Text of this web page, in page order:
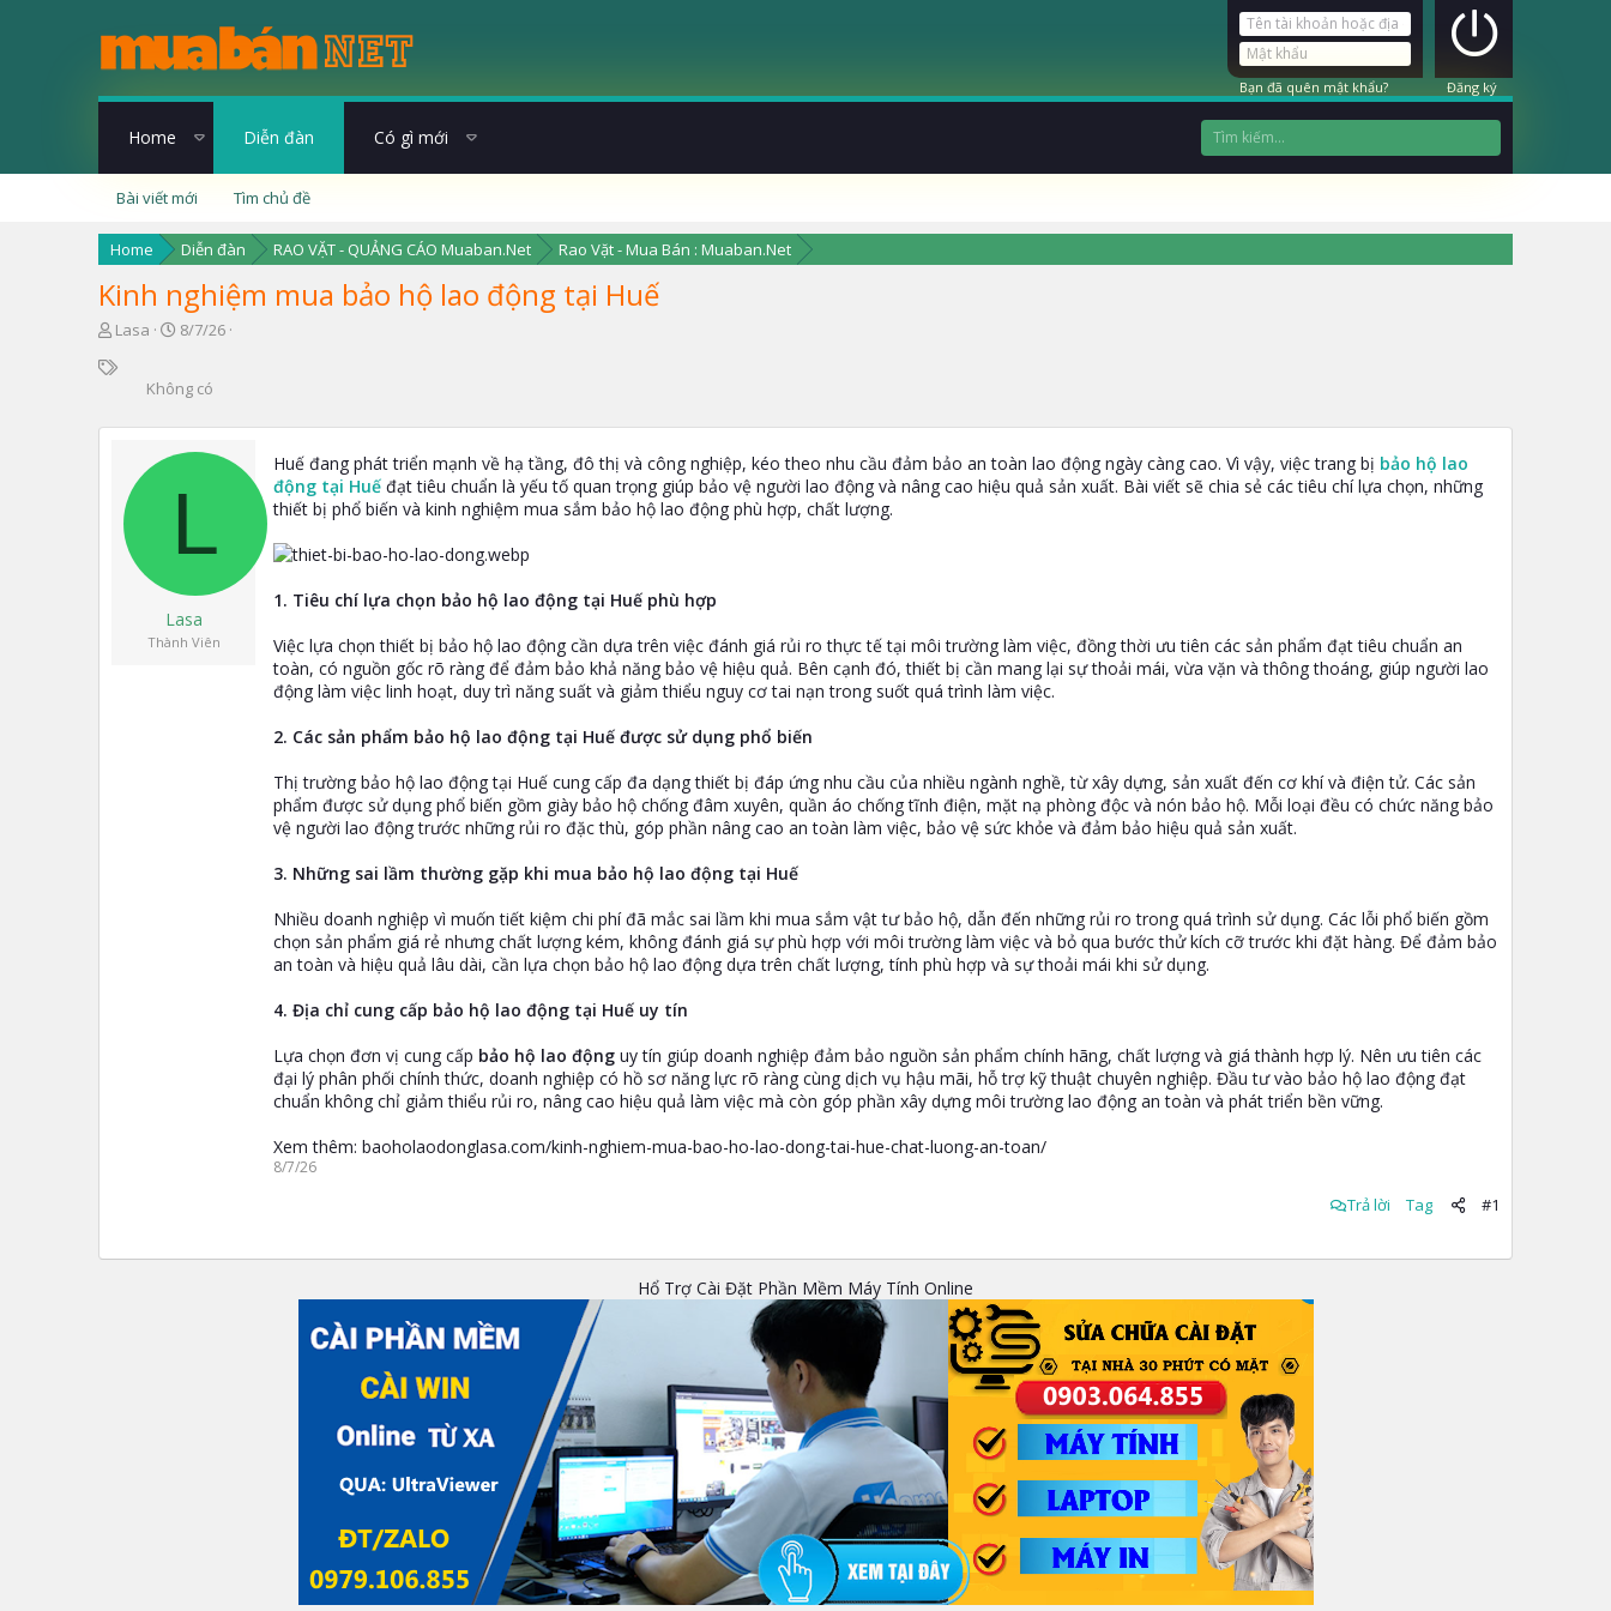
Bạn đã quên mật khẩu? Đăng ký
Home Diễn đàn Có gì mới
Bài viết mới Tìm chủ đề
Home Diễn đàn RAO VẶT - QUẢNG CÁO Muaban.Net Rao Vặt - Mua Bán : Muaban.Net
Kinh nghiệm mua bảo hộ lao động tại Huế
T
r
Lasa
N
y
i
8/7/26
T
h
Không có
L
Lasa
Thành Viên
Huế đang phát triển mạnh về hạ tầng, đô thị và công nghiệp, kéo theo nhu cầu đảm bảo an toàn lao động ngày càng cao. Vì vậy, việc trang bị bảo hộ lao
động tại Huế đạt tiêu chuẩn là yếu tố quan trọng giúp bảo vệ người lao động và nâng cao hiệu quả sản xuất. Bài viết sẽ chia sẻ các tiêu chí lựa chọn, những
thiết bị phổ biến và kinh nghiệm mua sắm bảo hộ lao động phù hợp, chất lượng.
1. Tiêu chí lựa chọn bảo hộ lao động tại Huế phù hợp
Việc lựa chọn thiết bị bảo hộ lao động cần dựa trên việc đánh giá rủi ro thực tế tại môi trường làm việc, đồng thời ưu tiên các sản phẩm đạt tiêu chuẩn an
toàn, có nguồn gốc rõ ràng để đảm bảo khả năng bảo vệ hiệu quả. Bên cạnh đó, thiết bị cần mang lại sự thoải mái, vừa vặn và thông thoáng, giúp người lao
động làm việc linh hoạt, duy trì năng suất và giảm thiểu nguy cơ tai nạn trong suốt quá trình làm việc.
2. Các sản phẩm bảo hộ lao động tại Huế được sử dụng phổ biến
Thị trường bảo hộ lao động tại Huế cung cấp đa dạng thiết bị đáp ứng nhu cầu của nhiều ngành nghề, từ xây dựng, sản xuất đến cơ khí và điện tử. Các sản
phẩm được sử dụng phổ biến gồm giày bảo hộ chống đâm xuyên, quần áo chống tĩnh điện, mặt nạ phòng độc và nón bảo hộ. Mỗi loại đều có chức năng bảo
vệ người lao động trước những rủi ro đặc thù, góp phần nâng cao an toàn làm việc, bảo vệ sức khỏe và đảm bảo hiệu quả sản xuất.
3. Những sai lầm thường gặp khi mua bảo hộ lao động tại Huế
Nhiều doanh nghiệp vì muốn tiết kiệm chi phí đã mắc sai lầm khi mua sắm vật tư bảo hộ, dẫn đến những rủi ro trong quá trình sử dụng. Các lỗi phổ biến gồm
chọn sản phẩm giá rẻ nhưng chất lượng kém, không đánh giá sự phù hợp với môi trường làm việc và bỏ qua bước thử kích cỡ trước khi đặt hàng. Để đảm bảo
an toàn và hiệu quả lâu dài, cần lựa chọn bảo hộ lao động dựa trên chất lượng, tính phù hợp và sự thoải mái khi sử dụng.
4. Địa chỉ cung cấp bảo hộ lao động tại Huế uy tín
Lựa chọn đơn vị cung cấp bảo hộ lao động uy tín giúp doanh nghiệp đảm bảo nguồn sản phẩm chính hãng, chất lượng và giá thành hợp lý. Nên ưu tiên các
đại lý phân phối chính thức, doanh nghiệp có hồ sơ năng lực rõ ràng cùng dịch vụ hậu mãi, hỗ trợ kỹ thuật chuyên nghiệp. Đầu tư vào bảo hộ lao động đạt
chuẩn không chỉ giảm thiểu rủi ro, nâng cao hiệu quả làm việc mà còn góp phần xây dựng môi trường lao động an toàn và phát triển bền vững.
Xem thêm: baoholaodonglasa.com/kinh-nghiem-mua-bao-ho-lao-dong-tai-hue-chat-luong-an-toan/
8/7/26
Trả lời Tag #1
Hổ Trợ Cài Đặt Phần Mềm Máy Tính Online